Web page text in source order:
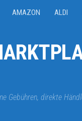
AMAZON ALDI
Gebühren, direkte